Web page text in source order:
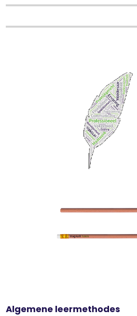
Algemene leermethodes